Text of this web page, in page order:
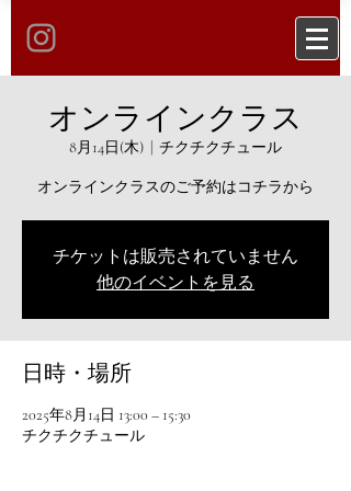
オンラインクラス
8月14日(木) チクチクチュール
オンラインクラスのご予約はコチラから
チケットは販売されていません
他のイベントを見る
日時・場所
2025年8月14日 13:00 – 15:30
チクチクチュール